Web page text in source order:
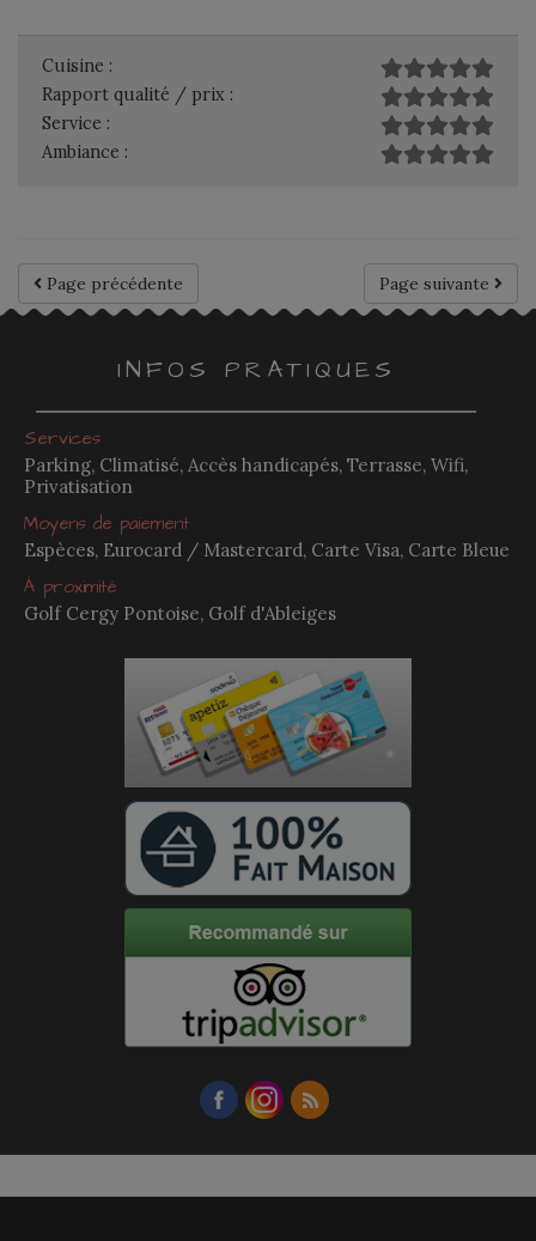
Cuisine :
Rapport qualité / prix :
Service :
Ambiance :
Page suivante
Page précédente
INFOS PRATIQUES
Services
Parking, Climatisé, Accès handicapés, Terrasse, Wifi,
Privatisation
Moyens de paiement
Espèces, Eurocard / Mastercard, Carte Visa, Carte Bleue
À proximité
Golf Cergy Pontoise, Golf d'Ableiges